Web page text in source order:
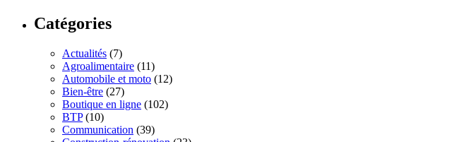
Catégories
Actualités (7)
Agroalimentaire (11)
Automobile et moto (12)
Bien-être (27)
Boutique en ligne (102)
BTP(10)
Communication (39)